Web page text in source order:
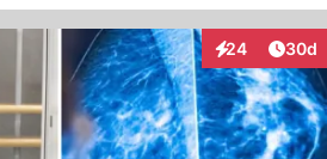
24
Interaktionen
30d